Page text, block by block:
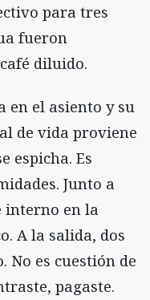
para tres
fueron
diluido.
en el asiento y su
de vida proviene
espicha. Es
Junto a
interno en la
A la salida, dos
No es cuestión de
pagaste.